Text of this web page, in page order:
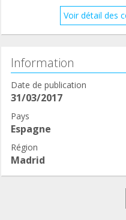
Voir détail des
Information
Date de publication
31/03/2017
Pays
Espagne
Région
Madrid